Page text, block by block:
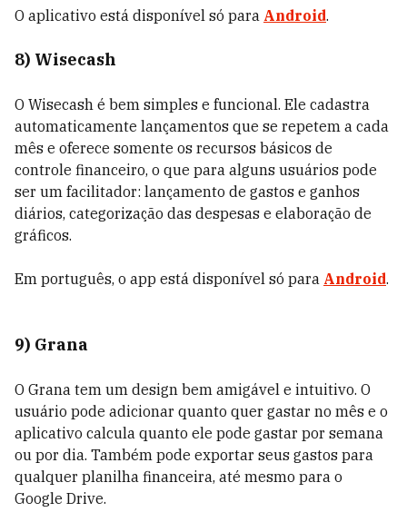
O aplicativo está disponível só para Android.
8) Wisecash
O Wisecash é bem simples e funcional. Ele cadastra
automaticamente lançamentos que se repetem a cada
mês e oferece somente os recursos básicos de
controle financeiro, o que para alguns usuários pode
ser um facilitador: lançamento de gastos e ganhos
diários, categorização das despesas e elaboração de
gráficos.
Em português, o app está disponível só para Android.
9) Grana
O Grana tem um design bem amigável e intuitivo. O
usuário pode adicionar quanto quer gastar no mês e o
aplicativo calcula quanto ele pode gastar por semana
ou por dia. Também pode exportar seus gastos para
qualquer planilha financeira, até mesmo para o
Google Drive.